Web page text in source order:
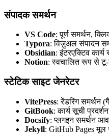
संपादक समर्थन
VS Code: पूर्ण समर्थन,
Typora: विज़ुअल संपादन
Obsidian: इंटरएक्टिव कार्य
Notion: स्वचालित रूप से टू-
स्टेटिक साइट जेनरेटर
VitePress: रेंडरिंग समर्थन
GitBook: कार्य सूची
Docsify: प्लगइन समर्थन
Jekyll: GitHub Pages मूल